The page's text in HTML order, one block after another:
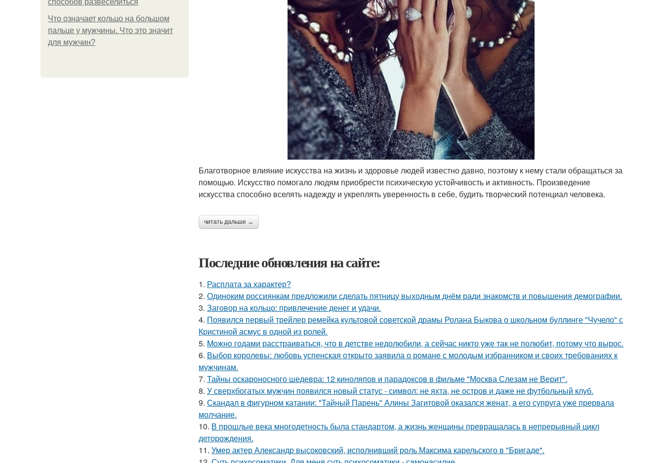
способов развеселиться
Что означает кольцо на большом
пальце у мужчины. Что это значит
для мужчин?
Благотворное влияние искусства на жизнь и здоровье людей известно давно, поэтому к нему стали обращаться за
помощью. Искусство помогало людям приобрести психическую устойчивость и активность. Произведение
искусства способно вселять надежду и укреплять уверенность в себе, будить творческий потенциал человека.
читать дальше →
Последние обновления на сайте:
1. Расплата за характер?
2. Одиноким россиянкам предложили сделать пятницу выходным днём ради знакомств и повышения демографии.
3. Заговор на кольцо: привлечение денег и удачи.
4. Появился первый трейлер ремейка культовой советской драмы Ролана Быкова о школьном буллинге "Чучело" с
Кристиной асмус в одной из ролей.
5. Moжнo годами расстраиваться, что в детстве недолюбили, а сейчас никто уже так не полюбит, потому что вырос.
6. Выбор королевы: любовь успенская открыто заявила о романе с молодым избранником и своих требованиях к
мужчинам.
7. Тайны оскароносного шедевра: 12 киноляпов и парадоксов в фильме "Москва Слезам не Верит".
8. У сверхбогатых мужчин появился новый статус - символ: не яхта, не остров и даже не футбольный клуб.
9. Скандал в фигурном катании: "Тайный Парень" Алины Загитовой оказался женат, а его супруга уже прервала
молчание.
10. В прошлые века многодетность была стандартом, а жизнь женщины превращалась в непрерывный цикл
деторождения.
11. Умер актер Александр высоковский, исполнивший роль Максима карельского в "Бригаде".